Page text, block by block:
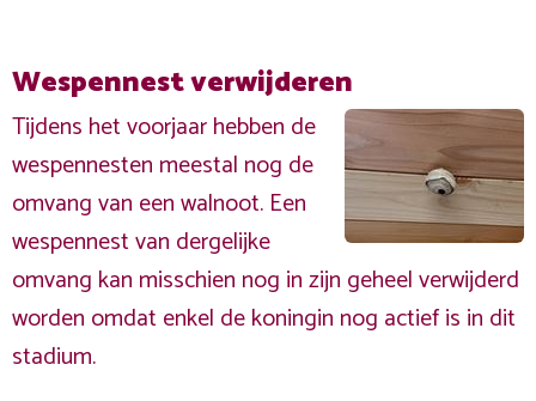
Wespennest verwijderen
Tijdens het voorjaar hebben de
wespennesten meestal nog de
omvang van een walnoot. Een
wespennest van dergelijke
omvang kan misschien nog in zijn geheel verwijderd
worden omdat enkel de koningin nog actief is in dit
stadium.